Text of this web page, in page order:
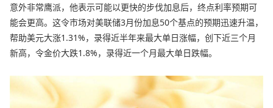
意外非常鹰派，他表示可能以更快的步伐加息后，终点利率预期可
能会更高。这令市场对美联储3月份加息50个基点的预期迅速升温，
帮助美元大涨1.31%，录得近半年来最大单日涨幅，创下近三个月
新高，令金价大跌1.8%，录得近一个月最大单日跌幅。